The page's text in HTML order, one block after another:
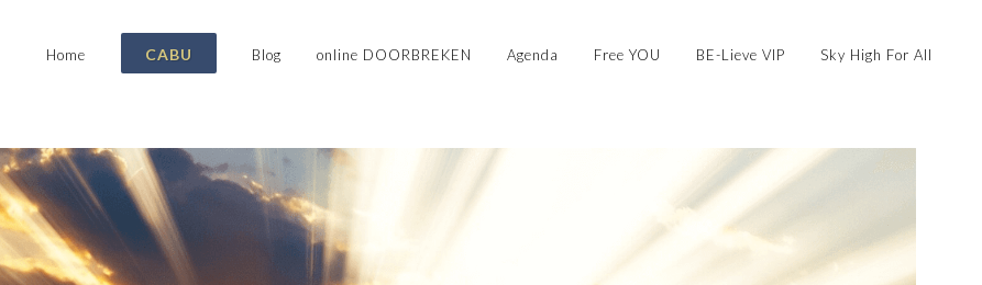
Home CABU Blog online DOORBREKEN Agenda Free YOU BE-Lieve VIP Sky High For All